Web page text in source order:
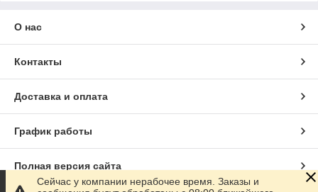
О нас
Контакты
Доставка и оплата
График работы
Полная версия сайта
Сейчас у компании нерабочее время. Заказы и